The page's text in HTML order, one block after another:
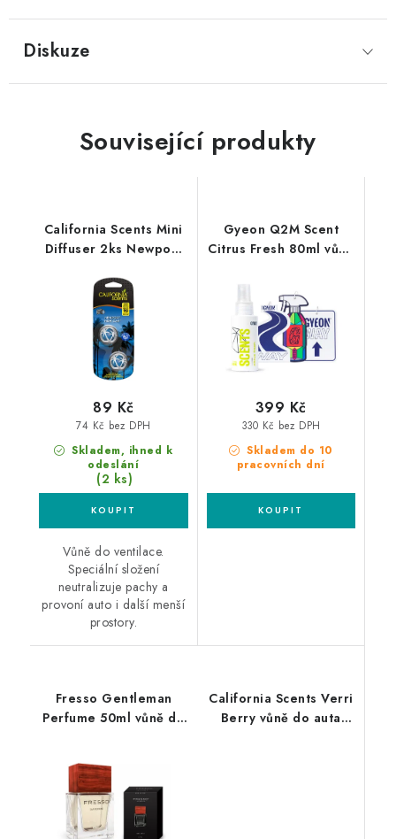
Diskuze
Související produkty
California Scents Mini
Diffuser 2ks Newport
auto
Skladem, ihned k
odeslání
(2 ks)
74 Kč bez DPH
89 Kč
Vůně do ventilace.
Speciální složení
neutralizuje pachy a
provoní auto i další menší
prostory.
Gyeon Q2M Scent
Citrus Fresh 80ml vůně
Skladem do 10
pracovních dní
330 Kč bez DPH
399 Kč
Fresso Gentleman
Perfume 50ml vůně do
California Scents Verri
Berry vůně do auta